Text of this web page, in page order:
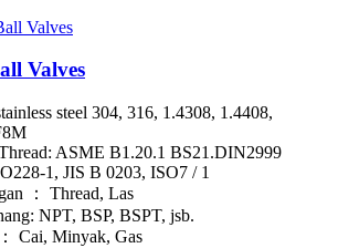
Valves
steel 304, 316, 1.4308, 1.4408,
ASME B1.20.1 BS21.DIN2999
1, JIS B 0203, ISO7 / 1
： Thread, Las
NPT, BSP, BSPT, jsb.
Cai, Minyak, Gas